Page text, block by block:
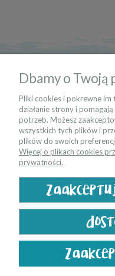
bądź
pokaż
Dbamy o Twoją
Pliki cookies i pokrewne
działanie strony i
potrzeb. Możesz
wszystkich tych plików i
plików do swoich
Więcej o plikach cookies
prywatności.